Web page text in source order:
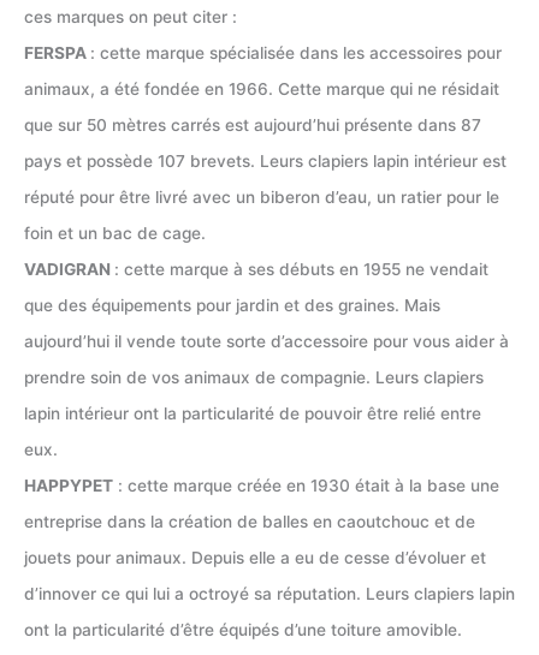
ces marques on peut citer :
FERSPA : cette marque spécialisée dans les accessoires pour
animaux, a été fondée en 1966. Cette marque qui ne résidait
que sur 50 mètres carrés est aujourd’hui présente dans 87
pays et possède 107 brevets. Leurs clapiers lapin intérieur est
réputé pour être livré avec un biberon d’eau, un ratier pour le
foin et un bac de cage.
VADIGRAN : cette marque à ses débuts en 1955 ne vendait
que des équipements pour jardin et des graines. Mais
aujourd’hui il vende toute sorte d’accessoire pour vous aider à
prendre soin de vos animaux de compagnie. Leurs clapiers
lapin intérieur ont la particularité de pouvoir être relié entre
eux.
HAPPYPET : cette marque créée en 1930 était à la base une
entreprise dans la création de balles en caoutchouc et de
jouets pour animaux. Depuis elle a eu de cesse d’évoluer et
d’innover ce qui lui a octroyé sa réputation. Leurs clapiers lapin
ont la particularité d’être équipés d’une toiture amovible.